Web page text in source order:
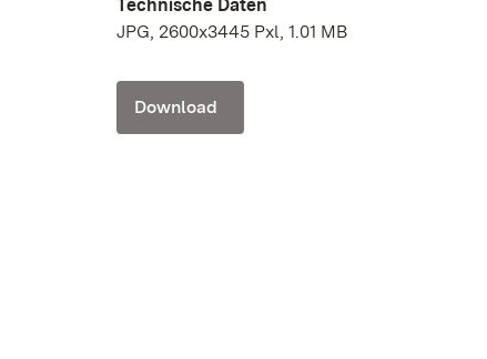
Technische Daten
JPG, 2600x3445 Pxl, 1.01 MB
Download